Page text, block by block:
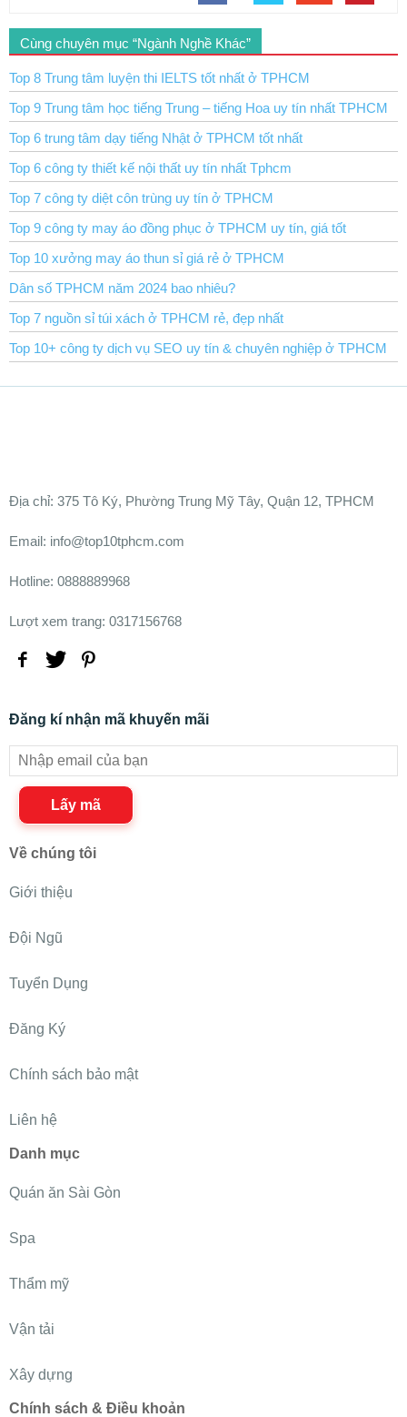
Cùng chuyên mục “Ngành Nghề Khác”
Top 8 Trung tâm luyện thi IELTS tốt nhất ở TPHCM
Top 9 Trung tâm học tiếng Trung – tiếng Hoa uy tín nhất TPHCM
Top 6 trung tâm dạy tiếng Nhật ở TPHCM tốt nhất
Top 6 công ty thiết kế nội thất uy tín nhất Tphcm
Top 7 công ty diệt côn trùng uy tín ở TPHCM
Top 9 công ty may áo đồng phục ở TPHCM uy tín, giá tốt
Top 10 xưởng may áo thun sỉ giá rẻ ở TPHCM
Dân số TPHCM năm 2024 bao nhiêu?
Top 7 nguồn sỉ túi xách ở TPHCM rẻ, đẹp nhất
Top 10+ công ty dịch vụ SEO uy tín & chuyên nghiệp ở TPHCM
Ðịa chỉ: 375 Tô Ký, Phường Trung Mỹ Tây, Quận 12, TPHCM
Email: info@top10tphcm.com
Hotline: 0888889968
Lượt xem trang: 0317156768
Đăng kí nhận mã khuyến mãi
Lấy mã
Về chúng tôi
Giới thiệu
Đội Ngũ
Tuyển Dụng
Đăng Ký
Chính sách bảo mật
Liên hệ
Danh mục
Quán ăn Sài Gòn
Spa
Thẩm mỹ
Vận tải
Xây dựng
Chính sách & Điều khoản